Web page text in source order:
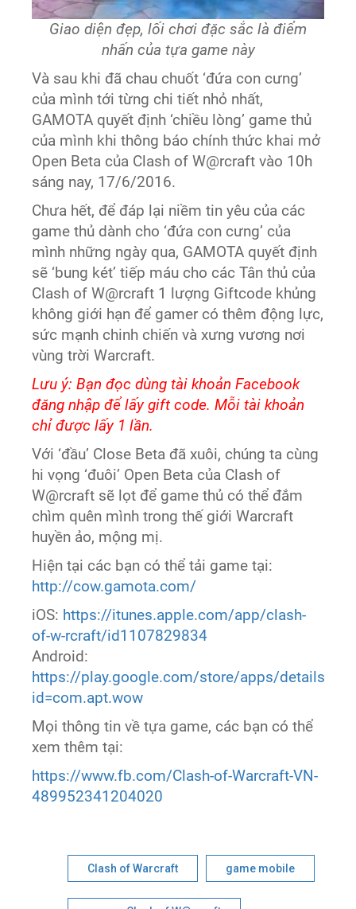
Giao diện đẹp, lối chơi đặc sắc là điểm
nhấn của tựa game này
Và sau khi đã chau chuốt ‘đứa con cưng’
của mình tới từng chi tiết nhỏ nhất,
GAMOTA quyết định ‘chiều lòng’ game thủ
của mình khi thông báo chính thức khai mở
Open Beta của Clash of W@rcraft vào 10h
sáng nay, 17/6/2016.
Chưa hết, để đáp lại niềm tin yêu của các
game thủ dành cho ‘đứa con cưng’ của
mình những ngày qua, GAMOTA quyết định
sẽ ‘bung két’ tiếp máu cho các Tân thủ của
Clash of W@rcraft 1 lượng Giftcode khủng
không giới hạn để gamer có thêm động lực,
sức mạnh chinh chiến và xưng vương nơi
vùng trời Warcraft.
Lưu ý: Bạn đọc dùng tài khoản Facebook
đăng nhập để lấy gift code. Mỗi tài khoản
chỉ được lấy 1 lần.
Với ‘đầu’ Close Beta đã xuôi, chúng ta cùng
hi vọng ‘đuôi’ Open Beta của Clash of
W@rcraft sẽ lọt để game thủ có thể đắm
chìm quên mình trong thế giới Warcraft
huyền ảo, mộng mị.
Hiện tại các bạn có thể tải game tại:
http://cow.gamota.com/
iOS: https://itunes.apple.com/app/clash-
of-w-rcraft/id1107829834
Android:
https://play.google.com/store/apps/details?
id=com.apt.wow
Mọi thông tin về tựa game, các bạn có thể
xem thêm tại:
https://www.fb.com/Clash-of-Warcraft-VN-
489952341204020
Clash of Warcraft game mobile